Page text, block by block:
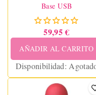
Base USB
59,95 €
AÑADIR AL CARRITO
Disponibilidad: